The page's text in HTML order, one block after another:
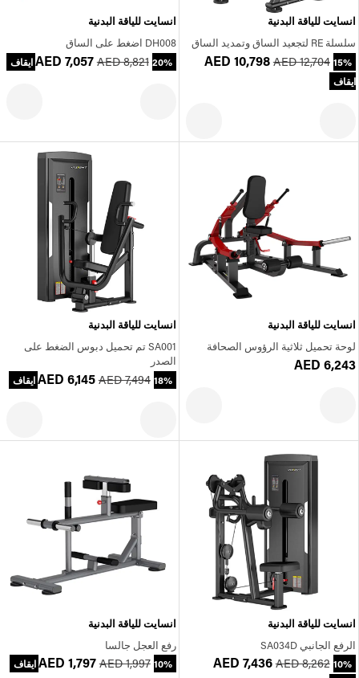
انسايت للياقة البدنية
سلسلة RE لتجعيد الساق وتمديد الساق
AED 10,798 AED 12,704 15%
ايقاف
انسايت للياقة البدنية
DH008 اضغط على الساق
AED 7,057 AED 8,821 20% ايقاف
انسايت للياقة البدنية
لوحة تحميل ثلاثية الرؤوس الصحافة
AED 6,243
انسايت للياقة البدنية
SA001 تم تحميل دبوس الضغط على
الصدر
AED 6,145 AED 7,494 18% ايقاف
انسايت للياقة البدنية
الرفع الجانبي SA034D
AED 7,436 AED 8,262 10%
انسايت للياقة البدنية
رفع العجل جالسا
AED 1,797 AED 1,997 10% ايقاف